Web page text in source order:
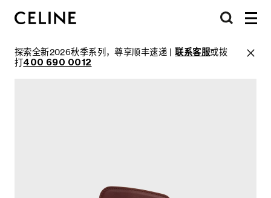
探索全新2026秋季系列，尊享顺丰速递 |联系客服或拨
打400 690 0012